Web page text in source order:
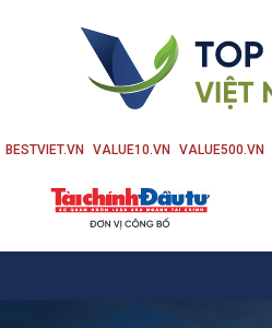
BESTVIET.VN VALUE10.VN VALUE500.VN